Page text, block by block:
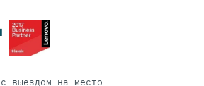
с выездом на место